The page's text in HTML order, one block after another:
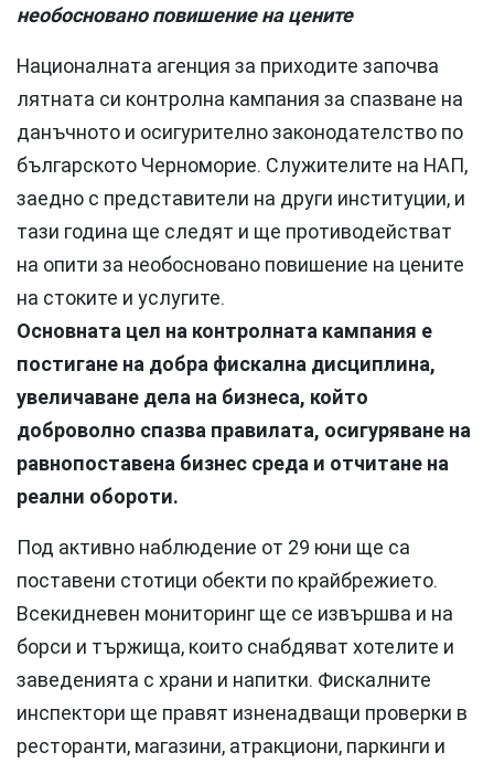
необосновано повишение на цените
Националната агенция за приходите започва
лятната си контролна кампания за спазване на
данъчното и осигурително законодателство по
българското Черноморие. Служителите на НАП,
заедно с представители на други институции, и
тази година ще следят и ще противодействат
на опити за необосновано повишение на цените
на стоките и услугите.
Основната цел на контролната кампания е
постигане на добра фискална дисциплина,
увеличаване дела на бизнеса, който
доброволно спазва правилата, осигуряване на
равнопоставена бизнес среда и отчитане на
реални обороти.
Под активно наблюдение от 29 юни ще са
поставени стотици обекти по крайбрежието.
Всекидневен мониторинг ще се извършва и на
борси и тържища, които снабдяват хотелите и
заведенията с храни и напитки. Фискалните
инспектори ще правят изненадващи проверки в
ресторанти, магазини, атракциони, паркинги и